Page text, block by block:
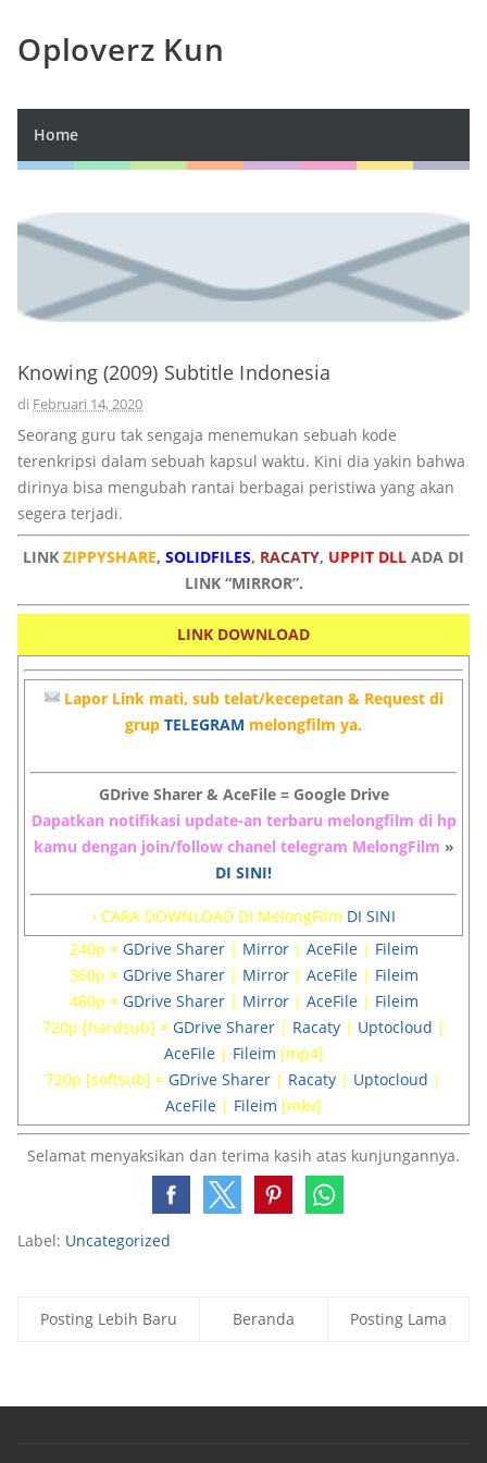
Oploverz Kun
Home
Knowing (2009) Subtitle Indonesia
di Februari 14, 2020
Seorang guru tak sengaja menemukan sebuah kode
terenkripsi dalam sebuah kapsul waktu. Kini dia yakin bahwa
dirinya bisa mengubah rantai berbagai peristiwa yang akan
segera terjadi.
LINK ZIPPYSHARE, SOLIDFILES, RACATY, UPPIT DLL ADA DI
LINK “MIRROR”.
LINK DOWNLOAD
Lapor Link mati, sub telat/kecepetan & Request di
grup TELEGRAM melongfilm ya.
GDrive Sharer & AceFile = Google Drive
Dapatkan notifikasi update-an terbaru melongfilm di hp
kamu dengan join/follow chanel telegram MelongFilm »
DI SINI!
› CARA DOWNLOAD DI MelongFIlm DI SINI
240p = GDrive Sharer| Mirror| AceFile| Fileim
360p = GDrive Sharer| Mirror| AceFile| Fileim
480p = GDrive Sharer| Mirror| AceFile| Fileim
720p [hardsub] = GDrive Sharer| Racaty| Uptocloud |
AceFile| Fileim [mp4]
720p [softsub] = GDrive Sharer | Racaty | Uptocloud |
AceFile | Fileim [mkv]
Selamat menyaksikan dan terima kasih atas kunjungannya.
Label: Uncategorized
Posting Lebih Baru Posting Lama
Beranda